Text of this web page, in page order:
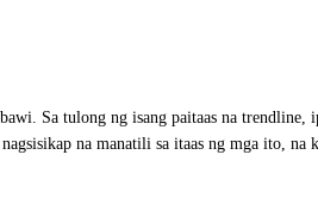
Sa tulong ng isang paitaas na trendline,
na manatili sa itaas ng mga ito,